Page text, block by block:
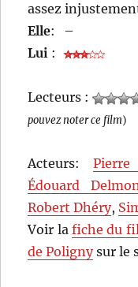
assez
Elle:
–
Lui :
Lecteurs :
pouvez noter ce film)
Acteurs:
Édouard
Robert Dhéry,
Voir lafiche du
de Polignysur le